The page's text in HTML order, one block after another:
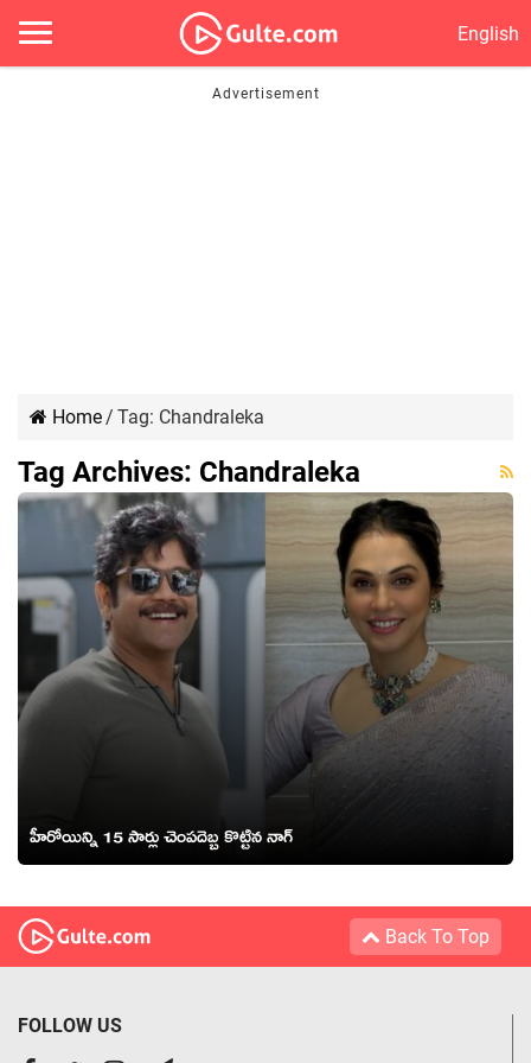
English
Home/ Tag: Chandraleka
Tag Archives: Chandraleka
హీరోయిన్ని 15 సార్లు చెంపదెబ్బ కొట్టిన నాగ్
Back To Top
FOLLOW US